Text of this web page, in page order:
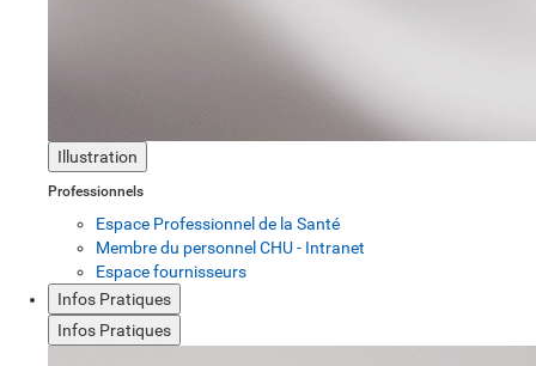
Illustration
Professionnels
Espace Professionnel de la Santé
Membre du personnel CHU - Intranet
Espace fournisseurs
Infos Pratiques
Infos Pratiques